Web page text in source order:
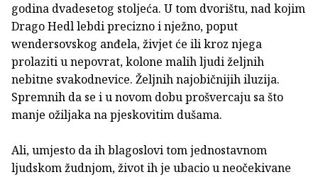
godina dvadesetog stoljeća. U tom dvorištu, nad kojim
Drago Hedl lebdi precizno i nježno, poput
wendersovskog anđela, živjet će ili kroz njega
prolaziti u nepovrat, kolone malih ljudi željnih
nebitne svakodnevice. Željnih najobičnijih iluzija.
Spremnih da se i u novom dobu prošvercaju sa što
manje ožiljaka na pjeskovitim dušama.
Ali, umjesto da ih blagoslovi tom jednostavnom
ljudskom žudnjom, život ih je ubacio u neočekivane